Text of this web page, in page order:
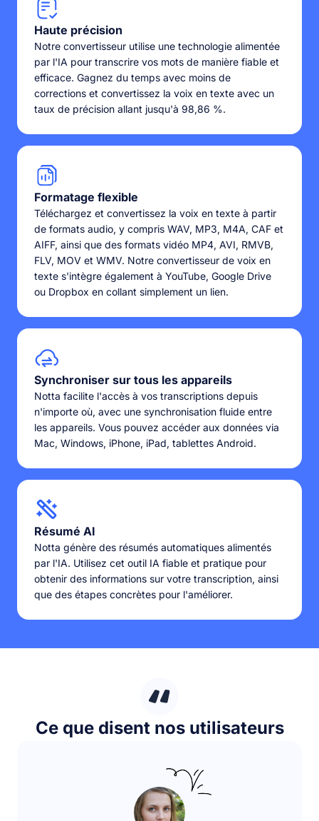
Haute précision
Notre convertisseur utilise une technologie alimentée
par l'IA pour transcrire vos mots de manière fiable et
efficace. Gagnez du temps avec moins de
corrections et convertissez la voix en texte avec un
taux de précision allant jusqu'à 98,86 %.
Formatage flexible
Téléchargez et convertissez la voix en texte à partir
de formats audio, y compris WAV, MP3, M4A, CAF et
AIFF, ainsi que des formats vidéo MP4, AVI, RMVB,
FLV, MOV et WMV. Notre convertisseur de voix en
texte s'intègre également à YouTube, Google Drive
ou Dropbox en collant simplement un lien.
Synchroniser sur tous les appareils
Notta facilite l'accès à vos transcriptions depuis
n'importe où, avec une synchronisation fluide entre
les appareils. Vous pouvez accéder aux données via
Mac, Windows, iPhone, iPad, tablettes Android.
Résumé AI
Notta génère des résumés automatiques alimentés
par l'IA. Utilisez cet outil IA fiable et pratique pour
obtenir des informations sur votre transcription, ainsi
que des étapes concrètes pour l'améliorer.
Ce que disent nos utilisateurs